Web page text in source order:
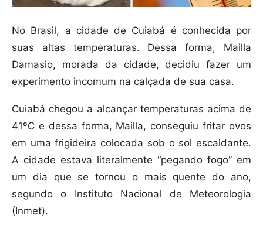
No Brasil, a cidade de Cuiabá é conhecida por
suas altas temperaturas. Dessa forma, Mailla
Damasio, morada da cidade, decidiu fazer um
experimento incomum na calçada de sua casa.
Cuiabá chegou a alcançar temperaturas acima de
41ºC e dessa forma, Mailla, conseguiu fritar ovos
em uma frigideira colocada sob o sol escaldante.
A cidade estava literalmente “pegando fogo” em
um dia que se tornou o mais quente do ano,
segundo o Instituto Nacional de Meteorologia
(Inmet).